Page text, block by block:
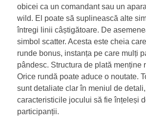
obicei ca un comandant sau un
wild. El poate să suplinească alte
întregi linii câștigătoare. De
simbol scatter. Acesta este cheia
runde bonus, instanța pe care mulți
pândesc. Structura de plată menține
Orice rundă poate aduce o noutate.
sunt detaliate clar în meniul de
caracteristicile jocului să fie înțeleși
participanții.